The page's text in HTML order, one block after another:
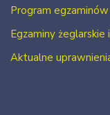
Program
Egzaminy
Aktualne